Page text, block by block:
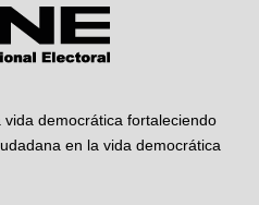
democrática fortaleciendo
en la vida democrática